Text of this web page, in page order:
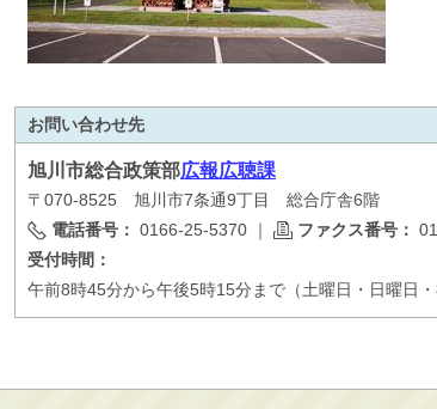
産業・しごと・消費生
住宅・土地・都市計画
市民活動・参加・地域
まちづくり
水道・除雪・土木
公共交通・空港
市議会・選挙
その他
お問い合わせ先
旭川市総合政策部広報広聴課
〒070-8525 旭川市7条通9丁目 総合庁舎6階
電話番号： 0166-25-5370 ｜ ファクス番号：
受付時間：
午前8時45分から午後5時15分まで（土曜日・日曜日